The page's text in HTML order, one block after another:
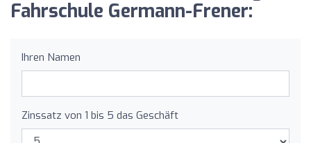
Fahrschule Germann-Frener:
Ihren Namen
Zinssatz von 1 bis 5 das Geschäft